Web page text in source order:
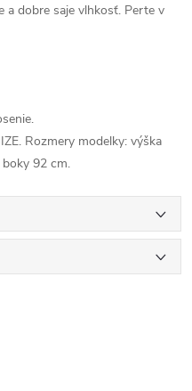
a dobre saje vlhkosť. Perte v
Rozmery modelky: výška
92 cm.